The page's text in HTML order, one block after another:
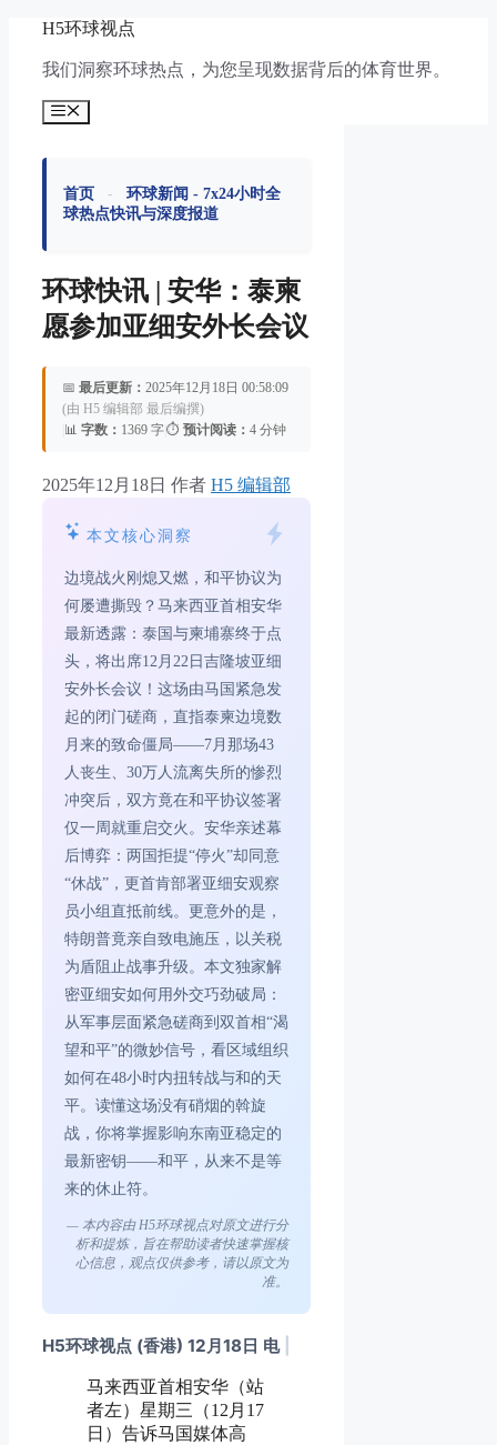
H5环球视点
我们洞察环球热点，为您呈现数据背后的体育世界。
菜
首页 -
环球新闻 - 7x24小时全
球热点快讯与深度报道
环球快讯 | 安华：泰柬
愿参加亚细安外长会议
📅 最后更新： 2025年12月18日 00:58:09
(由 H5 编辑部 最后编撰)
📊 字数： 1369 字⏱️ 预计阅读： 4 分钟
2025年12月18日 作者 H5 编辑部
本文核心洞察
边境战火刚熄又燃，和平协议为
何屡遭撕毁？马来西亚首相安华
最新透露：泰国与柬埔寨终于点
头，将出席12月22日吉隆坡亚细
安外长会议！这场由马国紧急发
起的闭门磋商，直指泰柬边境数
月来的致命僵局——7月那场43
人丧生、30万人流离失所的惨烈
冲突后，双方竟在和平协议签署
仅一周就重启交火。安华亲述幕
后博弈：两国拒提“停火”却同意
“休战”，更首肯部署亚细安观察
员小组直抵前线。更意外的是，
特朗普竟亲自致电施压，以关税
为盾阻止战事升级。本文独家解
密亚细安如何用外交巧劲破局：
从军事层面紧急磋商到双首相“渴
望和平”的微妙信号，看区域组织
如何在48小时内扭转战与和的天
平。读懂这场没有硝烟的斡旋
战，你将掌握影响东南亚稳定的
最新密钥——和平，从来不是等
来的休止符。
— 本内容由 H5环球视点对原文进行分
析和提炼，旨在帮助读者快速掌握核
心信息，观点仅供参考，请以原文为
准。
H5环球视点 (香港) 12月18日 电
马来西亚首相安华（站
者左）星期三（12月17
日）告诉马国媒体高